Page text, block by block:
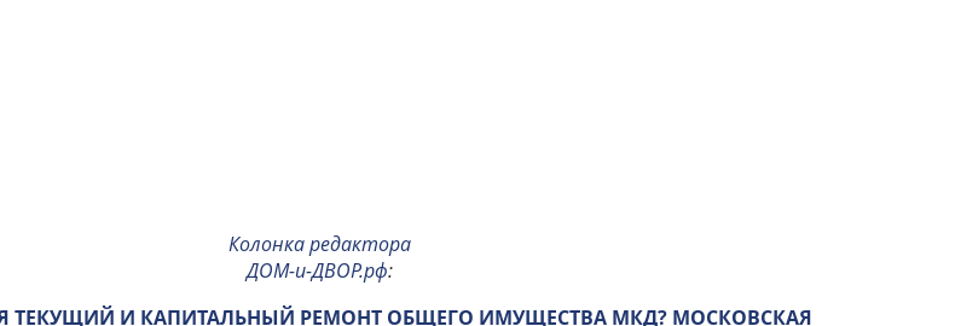
Колонка редактора
ДОМ-и-ДВОР.рф:
ТЕКУЩИЙ И КАПИТАЛЬНЫЙ РЕМОНТ ОБЩЕГО ИМУЩЕСТВА МКД? МОСКОВСКАЯ